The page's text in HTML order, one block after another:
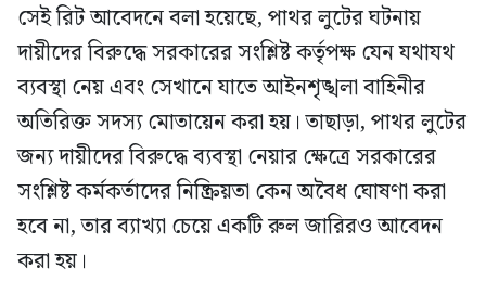
সেই রিট আবেদনে বলা হয়েছে, পাথর লুটের ঘটনায়
দায়ীদের বিরুদ্ধে সরকারের সংশ্লিষ্ট কর্তৃপক্ষ যেন যথাযথ
ব্যবস্থা নেয় এবং সেখানে যাতে আইনশৃঙ্খলা বাহিনীর
অতিরিক্ত সদস্য মোতায়েন করা হয়। তাছাড়া, পাথর লুটের
জন্য দায়ীদের বিরুদ্ধে ব্যবস্থা নেয়ার ক্ষেত্রে সরকারের
সংশ্লিষ্ট কর্মকর্তাদের নিষ্ক্রিয়তা কেন অবৈধ ঘোষণা করা
হবে না, তার ব্যাখ্যা চেয়ে একটি রুল জারিরও আবেদন
করা হয়।